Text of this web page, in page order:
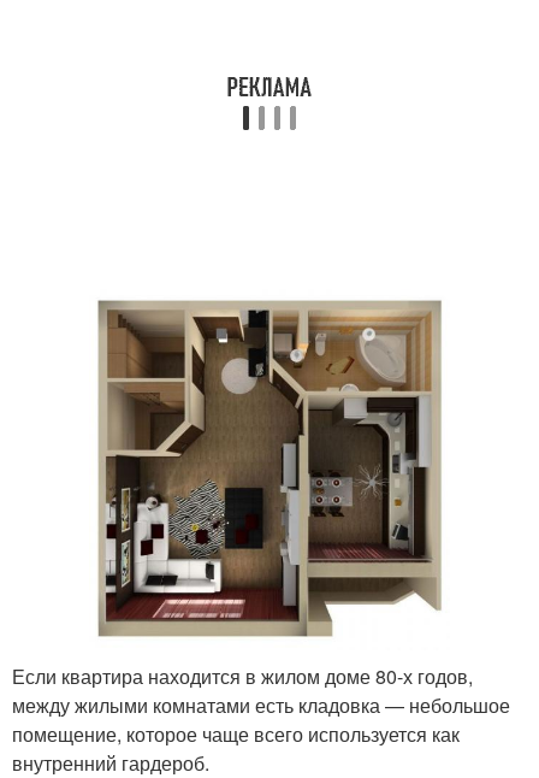
Если квартира находится в жилом доме 80-х годов,
между жилыми комнатами есть кладовка — небольшое
помещение, которое чаще всего используется как
внутренний гардероб.